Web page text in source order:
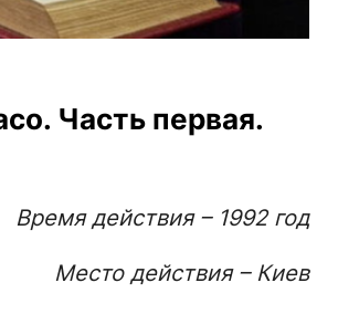
Часть первая.
Время действия – 1992 год
Место действия – Киев